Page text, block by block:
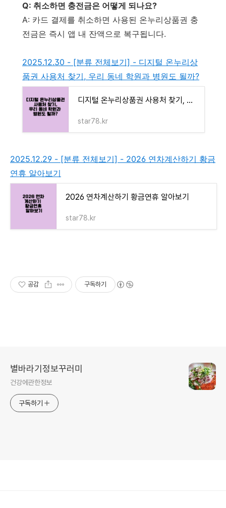
Q: 취소하면 충전금은 어떻게 되나요?
A: 카드 결제를 취소하면 사용된 온누리상품권 충
전금은 즉시 앱 내 잔액으로 복구됩니다.
2025.12.30 - [분류 전체보기] - 디지털 온누리상
품권 사용처 찾기, 우리 동네 학원과 병원도 될까?
디지털 온누리상품권 사용처 찾기, 우리 동네 학원과 병원도 될까?
star78.kr
2025.12.29 - [분류 전체보기] - 2026 연차계산하기 황금
연휴 알아보기
2026 연차계산하기 황금연휴 알아보기
star78.kr
공감 구독하기
별바라기정보꾸러미
건강에관한정보
구독하기